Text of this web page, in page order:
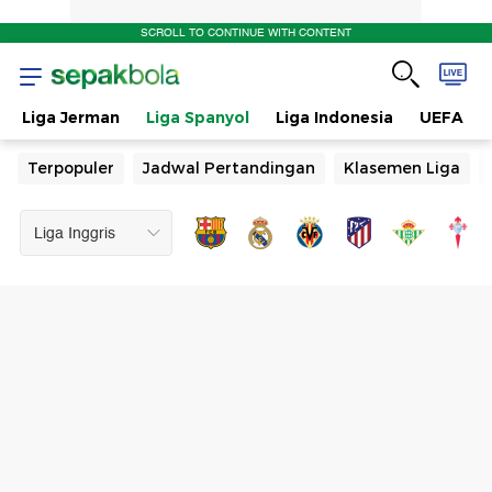
SCROLL TO CONTINUE WITH CONTENT
Liga Jerman Liga Spanyol Liga Indonesia UEFA
Terpopuler Jadwal Pertandingan Klasemen Liga